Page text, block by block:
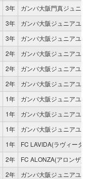
3年
ガンバ大阪門真ジュニアユー
3年
ガンバ大阪ジュニアユース
3年
ガンバ大阪ジュニアユース
2年
ガンバ大阪ジュニアユース
2年
ガンバ大阪ジュニアユース
2年
ガンバ大阪ジュニアユース
1年
ガンバ大阪ジュニアユース
1年
ガンバ大阪ジュニアユース
1年
ガンバ大阪ジュニアユース
1年
FC LAVIDA(ラヴィーダ)
2年
FC ALONZA(アロンザ) U15
2年
ガンバ大阪ジュニアユース